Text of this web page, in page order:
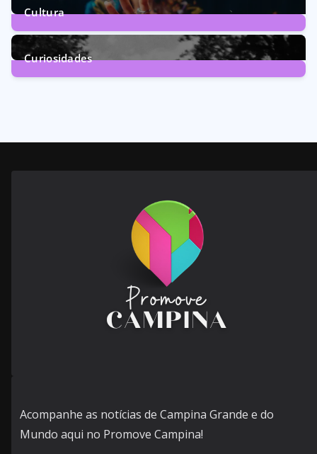
Cultura
246Posts
Curiosidades
Acompanhe as notícias de Campina Grande e do
Mundo aqui no Promove Campina!